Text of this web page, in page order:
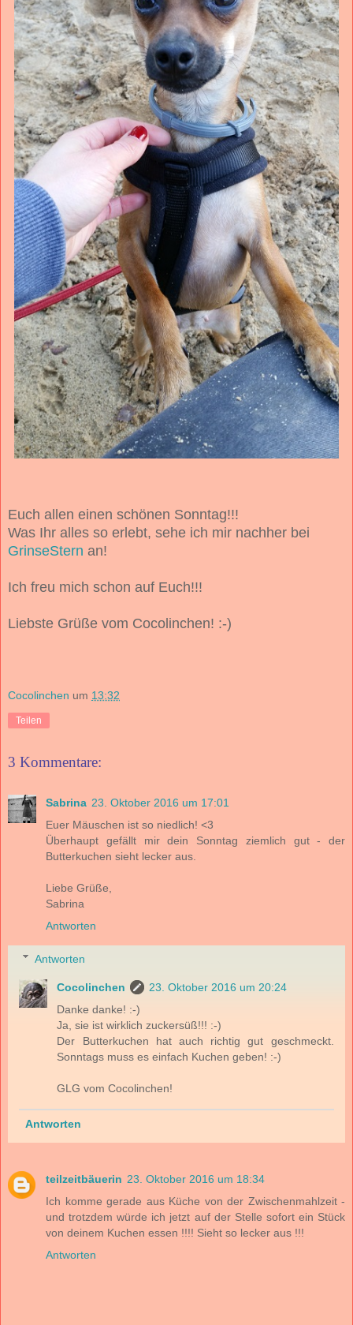
Euch allen einen schönen Sonntag!!!
Was Ihr alles so erlebt, sehe ich mir nachher bei
GrinseStern an!
Ich freu mich schon auf Euch!!!
Liebste Grüße vom Cocolinchen! :-)
Cocolinchen um 13:32
Teilen
3 Kommentare:
Sabrina 23. Oktober 2016 um 17:01
Euer Mäuschen ist so niedlich! <3
Überhaupt gefällt mir dein Sonntag ziemlich gut - der
Butterkuchen sieht lecker aus.
Liebe Grüße,
Sabrina
Antworten
Antworten
Cocolinchen
23. Oktober 2016 um 20:24
Danke danke! :-)
Ja, sie ist wirklich zuckersüß!!! :-)
Der Butterkuchen hat auch richtig gut geschmeckt.
Sonntags muss es einfach Kuchen geben! :-)
GLG vom Cocolinchen!
Antworten
teilzeitbäuerin 23. Oktober 2016 um 18:34
Ich komme gerade aus Küche von der Zwischenmahlzeit -
und trotzdem würde ich jetzt auf der Stelle sofort ein Stück
von deinem Kuchen essen !!!! Sieht so lecker aus !!!
Antworten